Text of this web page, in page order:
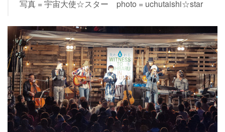
写真 = 宇宙大使☆スター photo = uchutaishi☆star